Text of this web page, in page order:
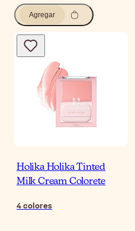
Agregar
Holika Holika Tinted
Milk Cream Colorete
4colores